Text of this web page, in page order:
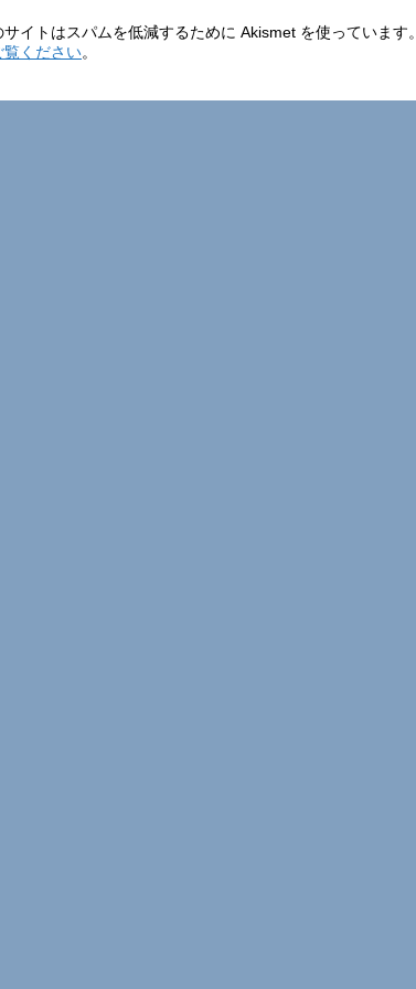
サイトはスパムを低減するために Akismet を使っています。
覧ください。